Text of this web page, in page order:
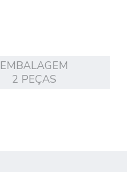
EMBALAGEM
2 PEÇAS